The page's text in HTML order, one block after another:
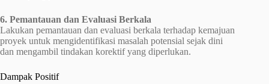
6. Pemantauan dan Evaluasi Berkala
Lakukan pemantauan dan evaluasi berkala terhadap kemajuan
proyek untuk mengidentifikasi masalah potensial sejak dini
dan mengambil tindakan korektif yang diperlukan.
Dampak Positif